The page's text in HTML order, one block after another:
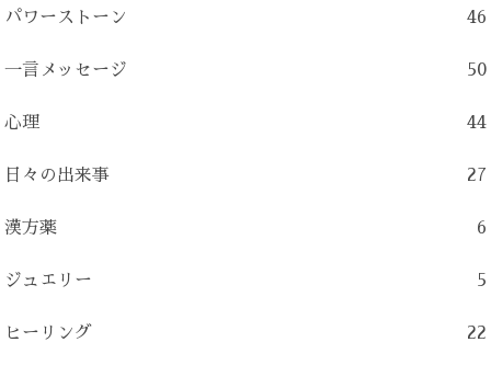
パワーストーン 46
一言メッセージ 50
心理 44
日々の出来事 27
漢方薬 6
ジュエリー 5
ヒーリング 22